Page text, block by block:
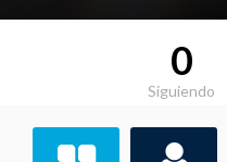
0
Siguiendo